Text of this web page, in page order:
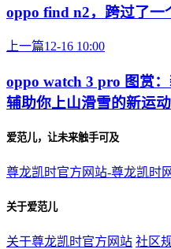
oppo find n2，跨过了一
上一篇12-16 10:00
oppo watch 3 pro 图赏
辅助你上山滑雪的新运
爱范儿，让未来触手可及
尊龙凯时官方网站-尊龙凯时
关于爱范儿
关于尊龙凯时官方网站 社区